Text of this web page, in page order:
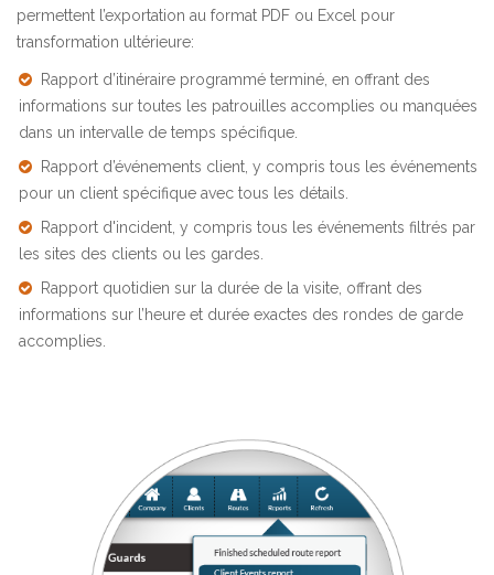
permettent l’exportation au format PDF ou Excel pour
transformation ultérieure:
Rapport d’itinéraire programmé terminé, en offrant des
informations sur toutes les patrouilles accomplies ou manquées
dans un intervalle de temps spécifique.
Rapport d’événements client, y compris tous les événements
pour un client spécifique avec tous les détails.
Rapport d'incident, y compris tous les événements filtrés par
les sites des clients ou les gardes.
Rapport quotidien sur la durée de la visite, offrant des
informations sur l’heure et durée exactes des rondes de garde
accomplies.